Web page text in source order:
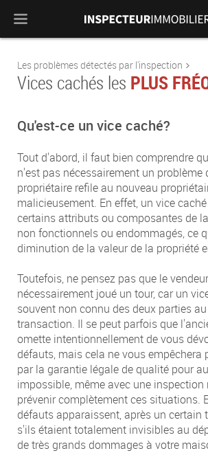
Menu
Les problèmes détectés par l'inspection
Vices cachés les PLUS
Qu'est-ce un vice caché?
Tout d'abord, il faut bien comprendre
n'est pas nécessairement un problème
propriétaire refile au nouveau
malicieusement. En effet, un vice
certains attributs ou composantes de
non fonctionnels ou endommagés, ce
diminution de la valeur de la propriété
Toutefois, ne pensez pas que le
nécessairement joué un tour, car un
souvent non connu des deux parties
transaction. Il se peut parfois que
omette intentionnellement de vous
défauts, mais cela ne vous empêchera
par la garantie légale de qualité pour
impossible, même avec une inspection
prévenir complètement ces situations.
défauts apparaissent, après un certain
s'ils étaient totalement invisibles au
de très grands dommages à votre